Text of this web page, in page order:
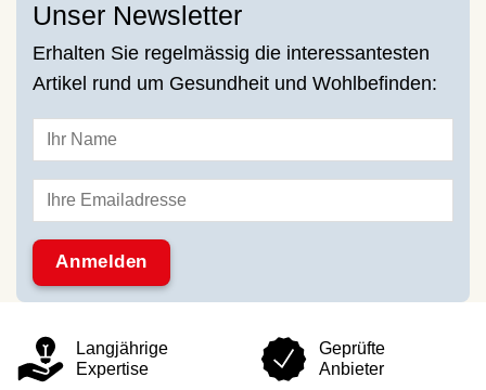
Unser Newsletter
Erhalten Sie regelmässig die interessantesten
Artikel rund um Gesundheit und Wohlbefinden:
Langjährige
Expertise
Geprüfte
Anbieter